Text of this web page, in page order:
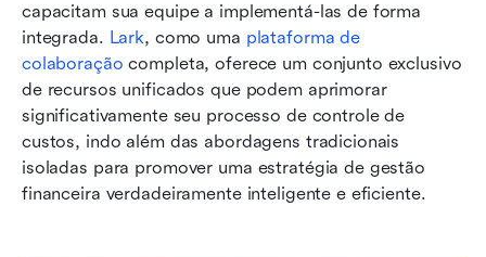
capacitam sua equipe a implementá-las de forma
integrada. Lark, como uma plataforma de
colaboração completa, oferece um conjunto exclusivo
de recursos unificados que podem aprimorar
significativamente seu processo de controle de
custos, indo além das abordagens tradicionais
isoladas para promover uma estratégia de gestão
financeira verdadeiramente inteligente e eficiente.